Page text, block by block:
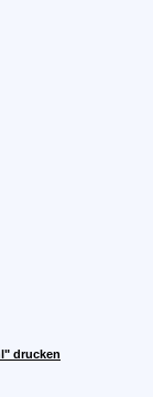
drucken